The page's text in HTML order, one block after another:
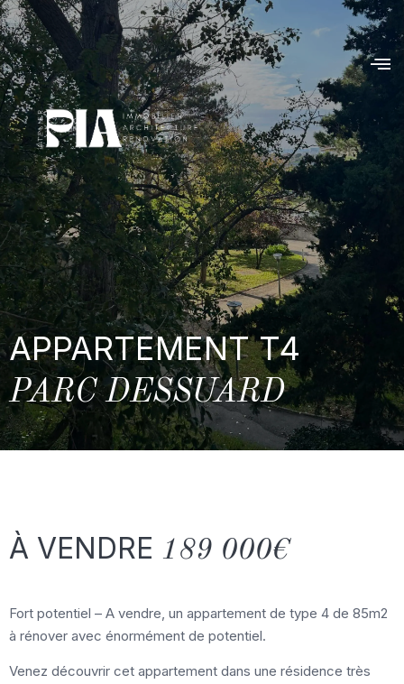
APPARTEMENT T4
PARC DESSUARD
À VENDRE 189 000€
Fort potentiel – A vendre, un appartement de type 4 de 85m2
à rénover avec énormément de potentiel.
Venez découvrir cet appartement dans une résidence très